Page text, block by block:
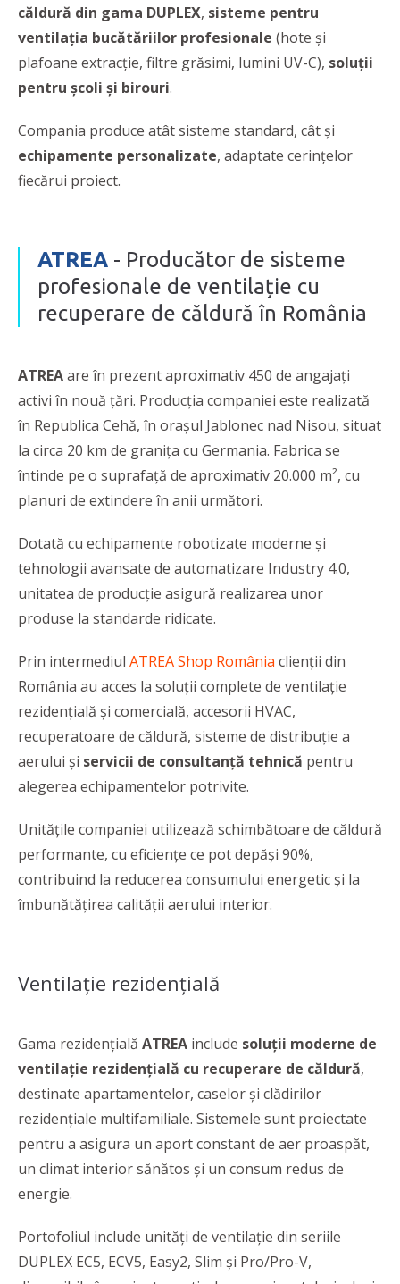
căldură din gama DUPLEX, sisteme pentru
ventilația bucătăriilor profesionale (hote și
plafoane extracție, filtre grăsimi, lumini UV-C), soluții
pentru școli și birouri.
Compania produce atât sisteme standard, cât și
echipamente personalizate, adaptate cerințelor
fiecărui proiect.
ATREA - Producător de sisteme
profesionale de ventilație cu
recuperare de căldură în România
ATREAare în prezent aproximativ 450 de angajați
activi în nouă țări. Producția companiei este realizată
în Republica Cehă, în orașul Jablonec nad Nisou, situat
la circa 20 km de granița cu Germania. Fabrica se
întinde pe o suprafață de aproximativ 20.000 m², cu
planuri de extindere în anii următori.
Dotată cu echipamente robotizate moderne și
tehnologii avansate de automatizare Industry 4.0,
unitatea de producție asigură realizarea unor
produse la standarde ridicate.
Prin intermediul ATREA Shop România clienții din
România au acces la soluții complete de ventilație
rezidențială și comercială, accesorii HVAC,
recuperatoare de căldură, sisteme de distribuție a
aerului și servicii de consultanță tehnică pentru
alegerea echipamentelor potrivite.
Unitățile companiei utilizează schimbătoare de căldură
performante, cu eficiențe ce pot depăși 90%,
contribuind la reducerea consumului energetic și la
îmbunătățirea calității aerului interior.
Ventilație rezidențială
Gama rezidențială ATREA include soluții moderne de
ventilație rezidențială cu recuperare de căldură,
destinate apartamentelor, caselor și clădirilor
rezidențiale multifamiliale. Sistemele sunt proiectate
pentru a asigura un aport constant de aer proaspăt,
un climat interior sănătos și un consum redus de
energie.
Portofoliul include unități de ventilație din seriile
DUPLEX EC5, ECV5, Easy2, Slim și Pro/Pro-V,